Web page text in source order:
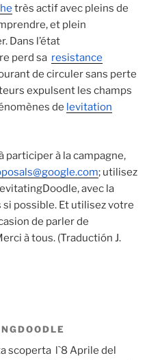
très actif avec pleins de
et plein
Dans l’état
perd sa resistance
de circuler sans perte
expulsent les champs
de levitation
participer à la campagne,
; utilisez
avec la
possible. Et utilisez votre
de parler de
à tous. (Traductión J.
scoperta l`8 Aprile del